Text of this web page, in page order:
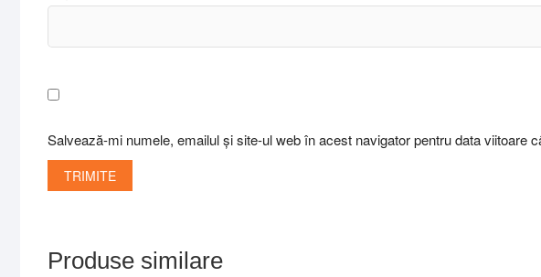
Salvează-mi numele, emailul și site-ul web în acest navigator pentru data viitoare
Produse similare